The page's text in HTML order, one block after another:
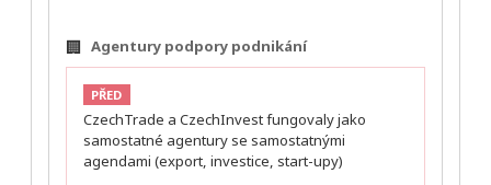
🏢 Agentury podpory podnikání
PŘED
CzechTrade a CzechInvest fungovaly jako
samostatné agentury se samostatnými
agendami (export, investice, start-upy)